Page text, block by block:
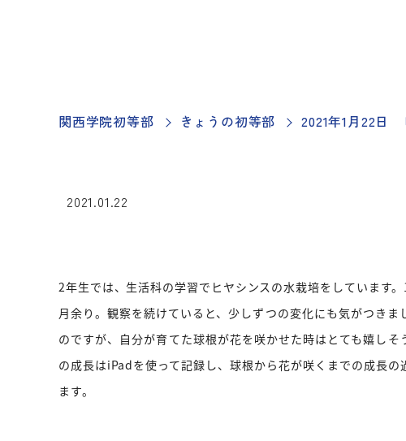
関西学院初等部 きょうの初等部 2021年1月22日
2021.01.22
2年生では、生活科の学習でヒヤシンスの水栽培をしています
月余り。観察を続けていると、少しずつの変化にも気がつきま
のですが、自分が育てた球根が花を咲かせた時はとても嬉しそ
の成長はiPadを使って記録し、球根から花が咲くまでの成長の
ます。